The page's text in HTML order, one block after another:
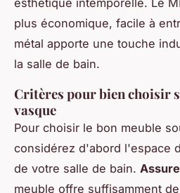
plus économique, facile à
métal apporte une touche
la salle de bain.
Critères pour bien choisir
vasque
Pour choisir le bon meuble
considérez d'abord l'espace
de votre salle de bain.
meuble offre suffisamment